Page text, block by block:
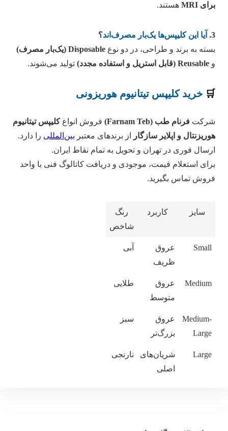
برای MRI
هستند.
3. آیا این کلیپس‌ها یک‌بار مصرف‌اند؟
بسته به برند و طراحی، در دو نوع Disposable (یک‌بار مصرف)
و Reusable (قابل استریل و استفاده مجدد) تولید می‌شوند.
🛒 خرید کلیپس تیتانیوم هوریزونی
شرکت فرنام طب (Farnam Teb) فروش انواعکلیپس تیتانیوم
هوریزنتال و اپلایر سازگار
از برندهای معتبر بین‌المللی را دارد.
ارسال فوری در تهران و تحویل به تمام نقاط ایران.
برای استعلام قیمت، موجودی و دریافت کاتالوگ فنی با واحد
فروش تماس بگیرید.
سایز کاربرد
رنگ
شاخص
Small
عروق
ظریف
آبی
Medium
عروق
متوسط
طلایی
Medium-
Large
عروق
بزرگ‌تر
سبز
Large
شریان‌های
اصلی
نارنجی